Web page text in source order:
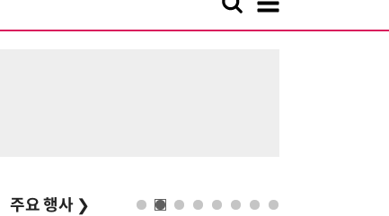
주요 행사 ❯